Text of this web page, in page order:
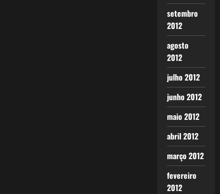
setembro
2012
agosto
2012
julho 2012
junho 2012
maio 2012
abril 2012
março 2012
fevereiro
2012